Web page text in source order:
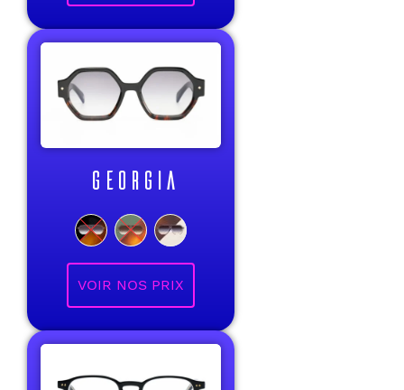
GEORGIA
VOIR NOS PRIX